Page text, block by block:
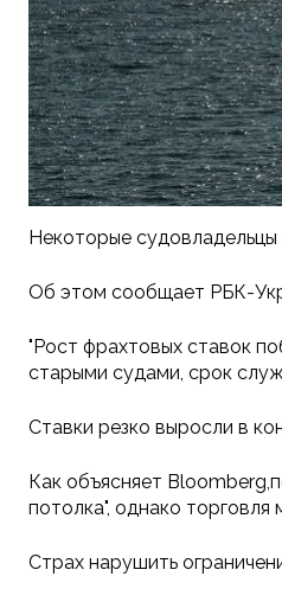
Некоторые
Об этом сообщает РБК-
"Рост фрахтовых ставок
старыми судами, срок
Ставки резко выросли в
Как объясняет
потолка", однако
Страх нарушить